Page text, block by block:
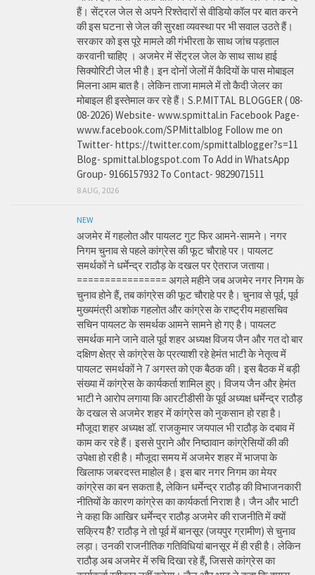
हैं। सेंट्रल जेल से अपने रिश्तेदारों से वीडियो कॉल पर बात करने
की इस घटना से जेल की सुरक्षा व्यवस्था पर भी सवाल उठते हैं।
सरकार को इस पूरे मामले की गंभीरता के साथ जांच पड़ताल
करवानी चाहिए । अजमेर में सेंट्रल जेल के साथ साथ हाई
सिक्योरिटी जेल भी है। इन दोनों जेलों में कैदियों के पास मोबाइल
मिलना आम बात है। लेकिन ताजा मामले में तो कैदी जेलर का
मोबाइल ही इस्तेमाल कर रहे हैं। S.P.MITTAL BLOGGER ( 08-
08-2026) Website- www.spmittal.in Facebook Page-
www.facebook.com/SPMittalblog Follow me on
Twitter- https://twitter.com/spmittalblogger?s=11
Blog- spmittal.blogspot.com To Add in WhatsApp
Group- 9166157932 To Contact- 9829071511
8 AUG, 2026
NEW
अजमेर में गहलोत और पायलट गुट फिर आमने-सामने। नगर
निगम चुनाव से पहले कांग्रेस की फूट चौराहे पर। पायलट
समर्थकों ने धर्मेन्द्र राठौड़ के दखल पर ऐतराज जताया।
================ अगले महीने जब अजमेर नगर निगम के
चुनाव होने हैं, तब कांग्रेस की फूट चौराहे पर है। चुनाव से पूर्व, पूर्व
मुख्यमंत्री अशोक गहलोत और कांग्रेस के राष्ट्रीय महासचिव
सचिन पायलट के समर्थक आमने सामने हो गए है। पायलट
समर्थक माने जाने वाले पूर्व शहर अध्यक्ष विजय जैन और गत दो बार
दक्षिण क्षेत्र से कांग्रेस के प्रत्याशी रहे हेमंत भाटी के नेतृत्व में
पायलट समर्थकों ने 7 अगस्त को एक बैठक की। इस बैठक में बड़ी
संख्या में कांग्रेस के कार्यकर्ता शामिल हुए। विजय जैन और हेमंत
भाटी ने आरोप लगाया कि आरटीडीसी के पूर्व अध्यक्ष धर्मेन्द्र राठौड़
के दखल से अजमेर शहर में कांग्रेस को नुकसान हो रहा है।
मौजूदा शहर अध्यक्ष डॉ. राजकुमार जयपाल भी राठौड़ के दबाव में
काम कर रहे हैं। इससे पुराने और निष्ठावान कांग्रेसियों की की
उपेक्षा हो रही है। मौजूदा समय में अजमेर शहर में भाजपा के
खिलाफ जबरदस्त माहोल है। इस बार नगर निगम का मेयर
कांग्रेस का बन सकता है, लेकिन धर्मेन्द्र राठौड़ की विभाजनकारी
नीतियों के कारण कांग्रेस का कार्यकर्ता निराश है। जैन और भाटी
ने कहा कि आखिर धर्मेन्द्र राठौड़ अजमेर की राजनीति में क्यों
सक्रिय हैै? राठौड़ ने तो पूर्व में बानसूर (जयपुर ग्रामीण) से चुनाव
लड़ा। उनकी राजनीतिक गतिविधियां बानसूर में ही रही है। लेकिन
राठौड़ अब अजमेर में रुचि दिखा रहे हैं, जिससे कांग्रेस का